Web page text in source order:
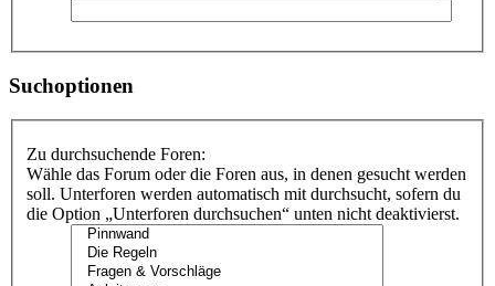
Suchoptionen
Zu durchsuchende Foren:
Wähle das Forum oder die Foren aus, in denen gesucht werden
soll. Unterforen werden automatisch mit durchsucht, sofern du
die Option „Unterforen durchsuchen“ unten nicht deaktivierst.